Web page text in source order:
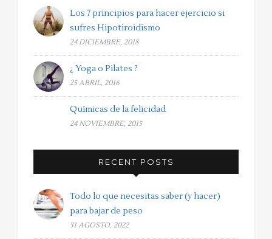
Los 7 principios para hacer ejercicio si
sufres Hipotiroidismo
24 DICIEMBRE, 2018
¿ Yoga o Pilates ?
25 ABRIL, 2016
Químicas de la felicidad
24 NOVIEMBRE, 2015
RECENT POSTS
Todo lo que necesitas saber (y hacer)
para bajar de peso
31 AGOSTO, 2022